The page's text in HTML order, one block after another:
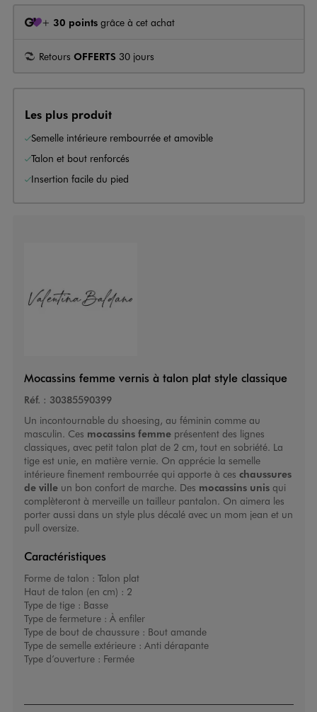
+ 30 points grâce à cet achat
Retours OFFERTS 30 jours
Les plus produit
Semelle intérieure rembourrée et amovible
Talon et bout renforcés
Insertion facile du pied
Mocassins femme vernis à talon plat style classique
Réf. : 30385590399
Un incontournable du shoesing, au féminin comme au
masculin. Ces mocassins femmeprésentent des lignes
classiques, avec petit talon plat de 2 cm, tout en sobriété. La
tige est unie, en matière vernie. On apprécie la semelle
intérieure finement rembourrée qui apporte à ces chaussures
de ville un bon confort de marche. Des mocassins unis qui
complèteront à merveille un tailleur pantalon. On aimera les
porter aussi dans un style plus décalé avec un mom jean et un
pull oversize.
Caractéristiques
Forme de talon : Talon plat
Haut de talon (en cm) : 2
Type de tige : Basse
Type de fermeture : À enfiler
Type de bout de chaussure : Bout amande
Type de semelle extérieure : Anti dérapante
Type d’ouverture : Fermée